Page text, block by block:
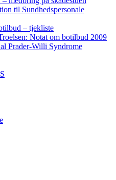
til Sundhedspersonale
– tjekliste
Notat om botilbud 2009
Prader-Willi Syndrome